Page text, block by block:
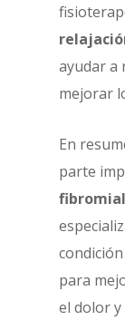
ayudar a
mejorar
En
parte
para
el dolor y